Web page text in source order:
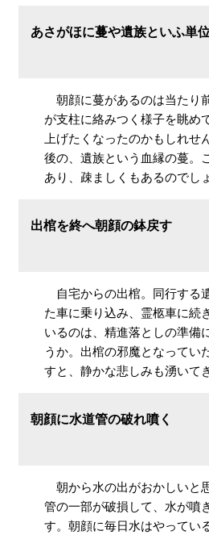
あさがほに蔓や遺族といふ単
朝顔に蔓があるのは当たり
が支柱に絡みつく様子を眺め
上げたくなったのかもしれせ
後の、遺族という血縁の蔓。
あり、疎ましくもあるのでし
出棺を終へ朝顔の鉢戻す
自宅からの出棺。同行する
た車に乗り込み、霊柩車に続
いるのは、精進落としの準備
うか。出棺の邪魔となってい
すと、静かな悲しみも湧いて
朝顔に水道管の破れ噴く
朝から水の出がおかしいと
管の一部が破損して、水が噴
す。朝顔に毎日水はやってい